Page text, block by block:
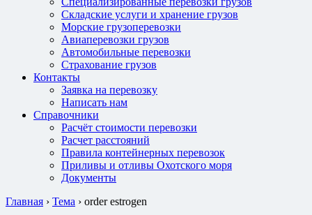
Складские услуги и хранение грузов
Морские грузоперевозки
Авиаперевозки грузов
Автомобильные перевозки
Страхование грузов
Контакты
Заявка на перевозку
Написать нам
Справочники
Расчёт стоимости перевозки
Расчет расстояний
Правила контейнерных перевозок
Приливы и отливы Охотского моря
Документы
Главная › Тема › order estrogen